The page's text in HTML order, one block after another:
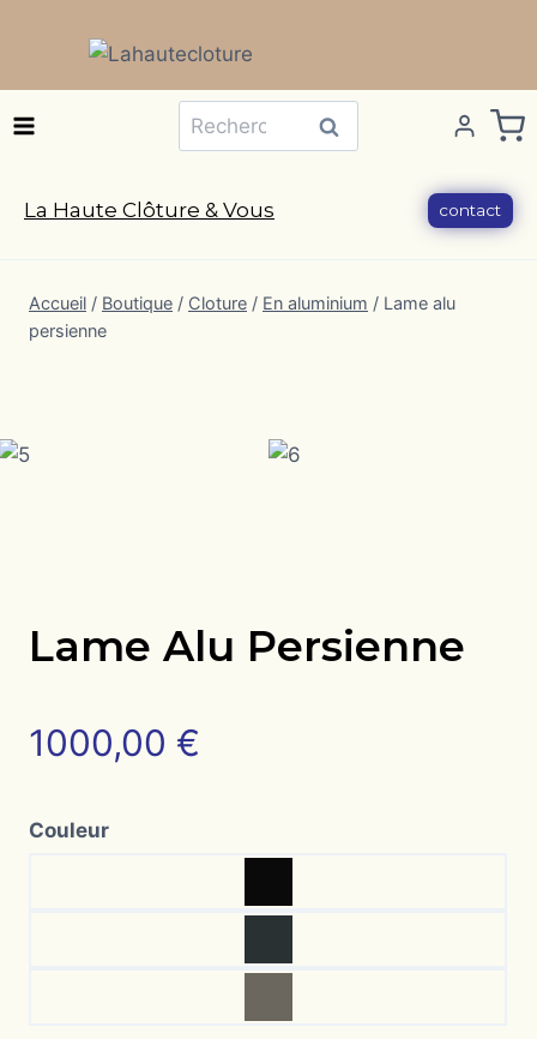
Recherche
pour :
Recherche
La Haute Clôture & Vous contact
Accueil / Boutique / Cloture / En aluminium / Lame alu
persienne
Lame Alu Persienne
1000,00 €
Couleur